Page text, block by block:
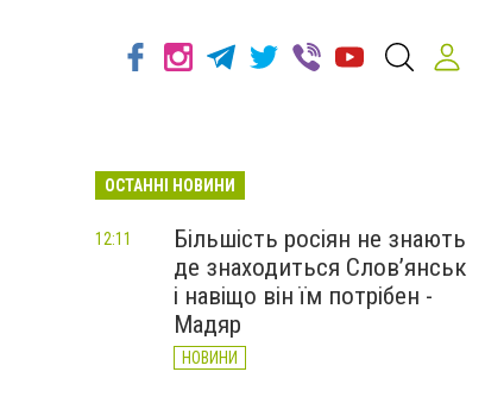
ОСТАННІ НОВИНИ
Більшість росіян не знають
де знаходиться Слов’янськ
і навіщо він їм потрібен -
Мадяр
НОВИНИ
12:11